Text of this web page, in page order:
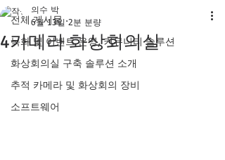
전체 게시물
녹화 및 이벤트 운영, 커뮤니티 솔루션
화상회의실 구축 솔루션 소개
추적 카메라 및 화상회의 장비
소프트웨어
4카메라 화상회의실
의수 박
6월 13일 2분 분량